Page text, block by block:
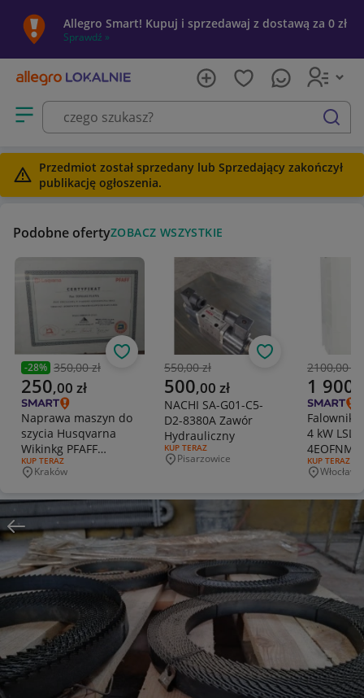
Allegro Smart! Kupuj i sprzedawaj z dostawą za 0 zł
Sprawdź »
Otwórz menu z kategoriami
szukaj
Przedmiot został sprzedany lub Sprzedający zakończył
publikację ogłoszenia.
Podobne ofertyZOBACZ WSZYSTKIE
Poprzednia cena
-28% 350,00 zł
Aktualna cena
250,00 zł
Naprawa maszyn do
szycia Husqvarna
Wikinkg PFAFF
tel.601820399 do
ustalenia
RODZAJ OFERTY:
KUP TERAZ
Miejscowość
Kraków
Obserwuj
Poprzednia cena
550,00 zł
Aktualna cena
500,00 zł
NACHI SA-G01-C5-
D2-8380A Zawór
Hydrauliczny
RODZAJ OFERTY:
KUP TERAZ
Miejscowość
Pisarzowice
Obserwuj
2100,00 zł
Aktualna
1 900
Falownik
4 kW
4EOFNM
RODZAJ
KUP TERAZ